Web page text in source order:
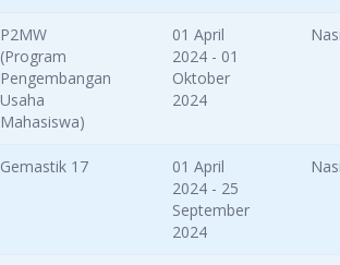
P2MW
(Program
Pengembangan
Usaha
Mahasiswa)
01 April
2024 - 01
Oktober
2024
Gemastik 17
01 April
2024 - 25
September
2024